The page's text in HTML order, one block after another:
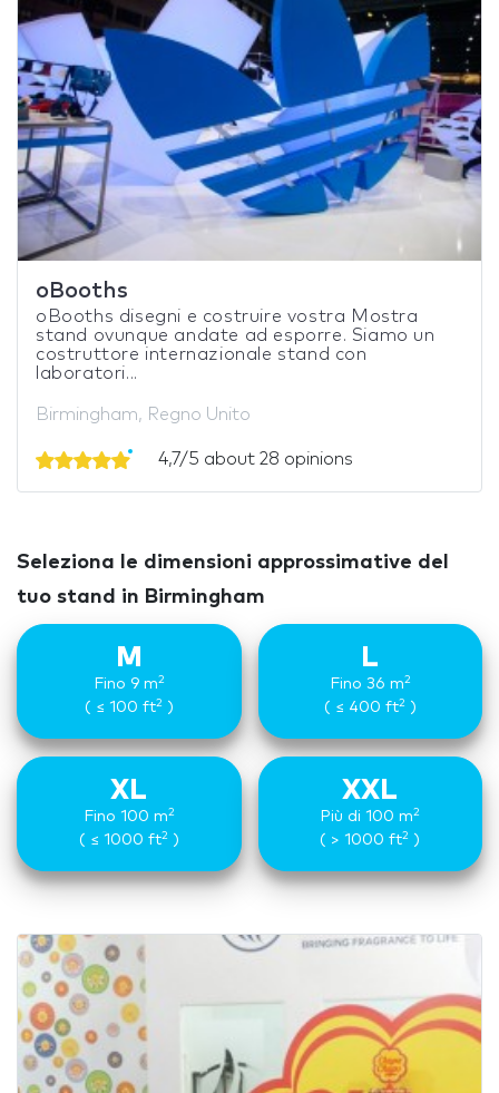
oBooths
oBooths disegni e costruire vostra Mostra
stand ovunque andate ad esporre. Siamo un
costruttore internazionale stand con
laboratori...
Birmingham, Regno Unito
4,7/5 about 28 opinions
Seleziona le dimensioni approssimative del
tuo stand in Birmingham
M
Fino 9 m2
( ≤ 100 ft2)
L
Fino 36 m2
( ≤ 400 ft2)
XL
Fino 100 m2
( ≤ 1000 ft2)
XXL
Più di 100 m2
( > 1000 ft2 )